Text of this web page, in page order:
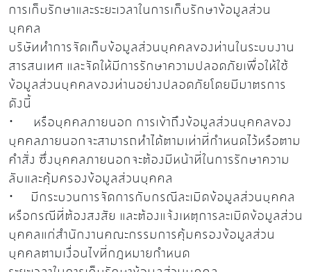
การเก็บรักษาและระยะเวลาในการเก็บรักษาข้อมูลส่วน
บุคคล
บริษัททำการจัดเก็บข้อมูลส่วนบุคคลของท่านในระบบงาน
สารสนเทศ และจัดให้มีการรักษาความปลอดภัยเพื่อให้ใช้
ข้อมูลส่วนบุคคลของท่านอย่างปลอดภัยโดยมีมาตรการ
ดังนี้
· หรือบุคคลภายนอก การเข้าถึงข้อมูลส่วนบุคคลของ
บุคคลภายนอกจะสามารถทำได้ตามเท่าที่กำหนดไว้หรือตาม
คำสั่ง ซึ่งบุคคลภายนอกจะต้องมีหน้าที่ในการรักษาความ
ลับและคุ้มครองข้อมูลส่วนบุคคล
· มีกระบวนการจัดการกับกรณีละเมิดข้อมูลส่วนบุคคล
หรือกรณีที่ต้องสงสัย และต้องแจ้งเหตุการละเมิดข้อมูลส่วน
บุคคลแก่สำนักงานคณะกรรมการคุ้มครองข้อมูลส่วน
บุคคลตามเงื่อนไขที่กฎหมายกำหนด